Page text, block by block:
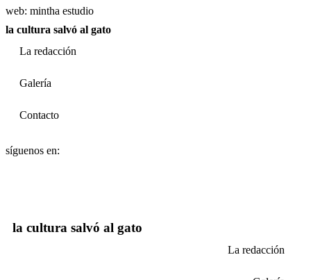
web: mintha estudio
la cultura salvó al gato
La redacción
Galería
Contacto
síguenos en:
la cultura salvó al gato
La redacción